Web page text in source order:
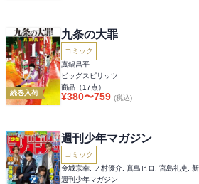
続巻入荷
九条の大罪
コミック
真鍋昌平
ビッグスピリッツ
商品（17点）
¥380〜759 (税込)
週刊少年マガジン
コミック
週刊少年マガジン